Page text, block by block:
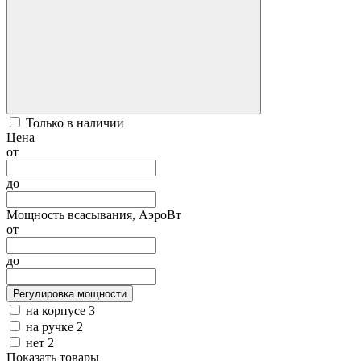
Только в наличии
Цена
от
до
Мощность всасывания, АэроВт
от
до
Регулировка мощности
на корпусе 3
на ручке 2
нет 2
Показать товары